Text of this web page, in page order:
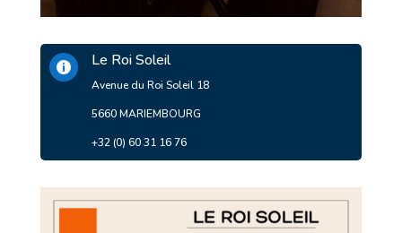
 Le Roi Soleil
Avenue du Roi Soleil 18
5660 MARIEMBOURG
+32 (0) 60 31 16 76